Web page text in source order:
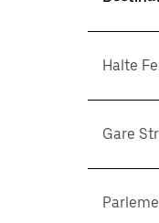
Halte
Gare